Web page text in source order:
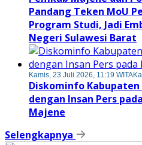
Pandang Teken MoU
Program Studi, Jadi
Negeri Sulawesi Barat
Kamis, 23 Juli 2026, 11:19 WITA
Diskominfo
dengan Insan Pers
Majene
Selengkapnya